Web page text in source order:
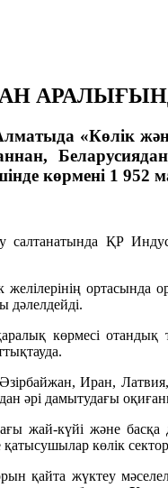
«Көлік
көрмені 1 952
салтанатында ҚР
ортасында
дәлелдейді.
көрмесі отандық
Иран,
әрі дамытудағы
жай-күйі және басқа
көлік
қайта жүктеу